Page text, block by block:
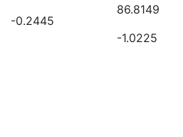
-0.2445
86.8149
-1.0225